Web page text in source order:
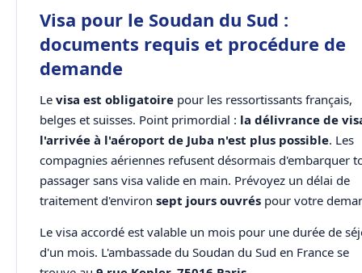
Visa pour le Soudan du Sud :
documents requis et procédure de
demande
Le visa est obligatoire pour les ressortissants français,
belges et suisses. Point primordial : la délivrance de
l'arrivée à l'aéroport de Juba n'est plus possible. Les
compagnies aériennes refusent désormais d'embarquer
passager sans visa valide en main. Prévoyez un délai de
traitement d'environ sept jours ouvrés pour votre
Le visa accordé est valable un mois pour une durée de
d'un mois. L'ambassade du Soudan du Sud en France se